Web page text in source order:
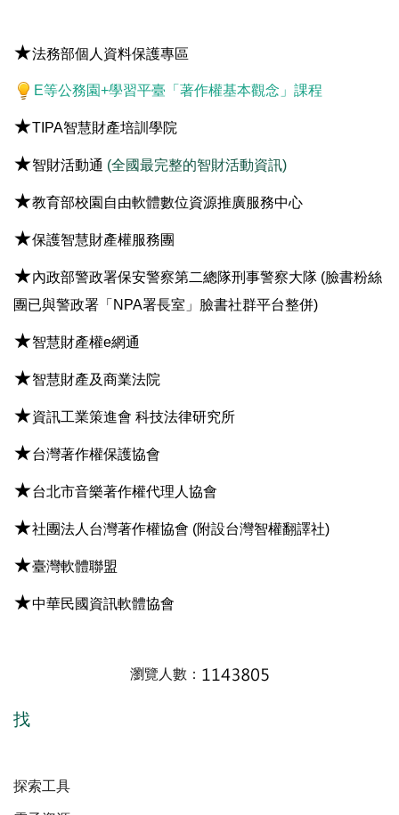
★法務部個人資料保護專區
E等公務園+學習平臺「著作權基本觀念」課程
★TIPA智慧財產培訓學院
★智財活動通 (全國最完整的智財活動資訊)
★教育部校園自由軟體數位資源推廣服務中心
★保護智慧財產權服務團
★內政部警政署保安警察第二總隊刑事警察大隊 (臉書粉絲
團已與警政署「NPA署長室」臉書社群平台整併)
★智慧財產權e網通
★智慧財產及商業法院
★資訊工業策進會 科技法律研究所
★台灣著作權保護協會
★台北市音樂著作權代理人協會
★社團法人台灣著作權協會 (附設台灣智權翻譯社)
★臺灣軟體聯盟
★中華民國資訊軟體協會
瀏覽人數：
找
探索工具